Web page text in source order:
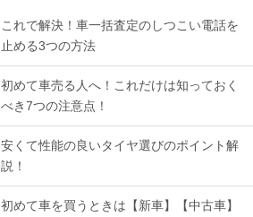
これで解決！車一括査定のしつこい電話を
止める3つの方法
初めて車売る人へ！これだけは知っておく
べき7つの注意点！
安くて性能の良いタイヤ選びのポイント解
説！
初めて車を買うときは【新車】【中古車】